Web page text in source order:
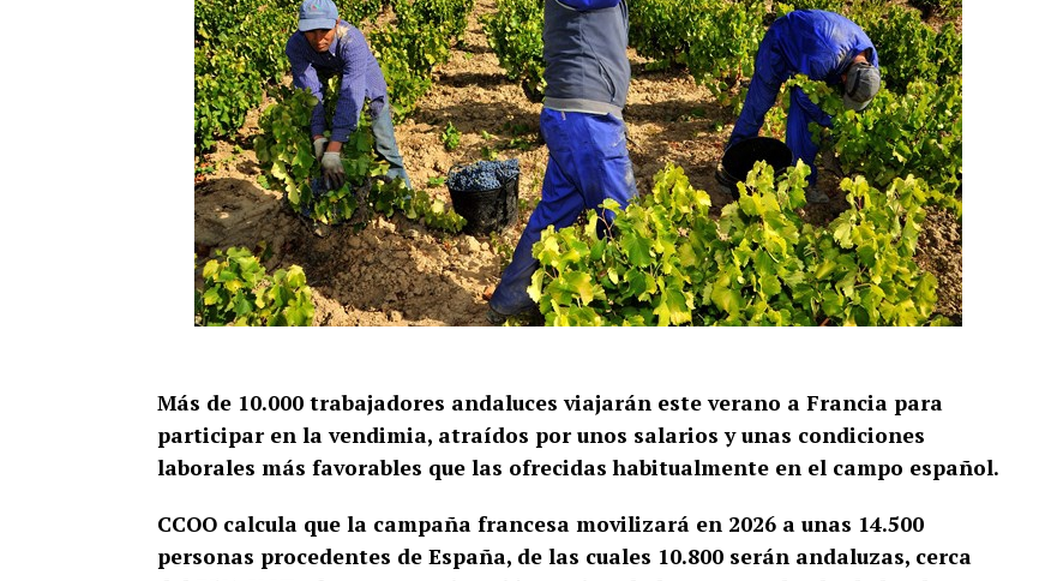
Más de 10.000 trabajadores andaluces viajarán este verano a Francia para
participar en la vendimia, atraídos por unos salarios y unas condiciones
laborales más favorables que las ofrecidas habitualmente en el campo español.
CCOO calcula que la campaña francesa movilizará en 2026 a unas 14.500
personas procedentes de España, de las cuales 10.800 serán andaluzas, cerca